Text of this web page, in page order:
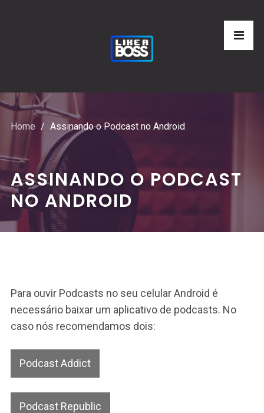
Home Assinando o Podcast no Android
ASSINANDO O PODCAST
NO ANDROID
Para ouvir Podcasts no seu celular Android é
necessário baixar um aplicativo de podcasts. No
caso nós recomendamos dois:
Podcast Addict
Podcast Republic